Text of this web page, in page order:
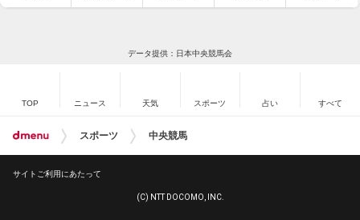
データ提供：日本中央競馬会
TOP ニュース 天気 スポーツ 占い すべて
スポーツ 中央競馬
サイトご利用にあたって
(C) NTT DOCOMO, INC.